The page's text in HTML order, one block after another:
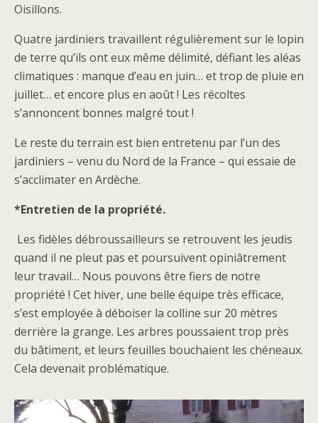
Oisillons.
Quatre jardiniers travaillent régulièrement sur le lopin
de terre qu’ils ont eux même délimité, défiant les aléas
climatiques : manque d’eau en juin… et trop de pluie en
juillet… et encore plus en août ! Les récoltes
s’annoncent bonnes malgré tout !
Le reste du terrain est bien entretenu par l’un des
jardiniers – venu du Nord de la France – qui essaie de
s’acclimater en Ardèche.
*Entretien de la propriété.
Les fidèles débroussailleurs se retrouvent les jeudis
quand il ne pleut pas et poursuivent opiniâtrement
leur travail… Nous pouvons être fiers de notre
propriété ! Cet hiver, une belle équipe très efficace,
s’est employée à déboiser la colline sur 20 mètres
derrière la grange. Les arbres poussaient trop près
du bâtiment, et leurs feuilles bouchaient les chéneaux.
Cela devenait problématique.